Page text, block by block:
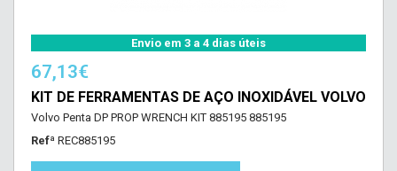
Envio em 3 a 4 dias úteis
67,13€
KIT DE FERRAMENTAS DE AÇO INOXIDÁVEL VOLVO
Volvo Penta DP PROP WRENCH KIT 885195 885195
Refª REC885195